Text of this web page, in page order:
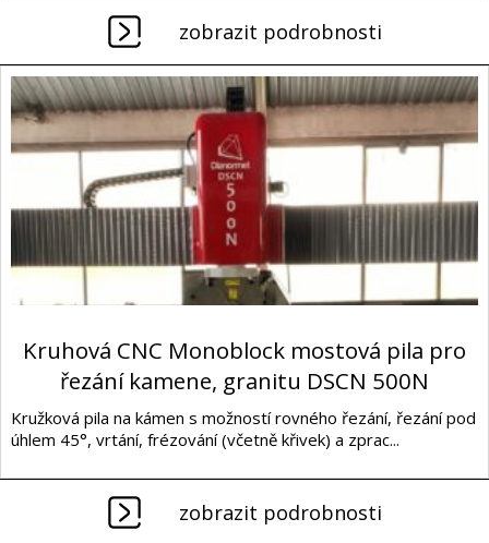
zobrazit podrobnosti
Kruhová CNC Monoblock mostová pila pro
řezání kamene, granitu DSCN 500N
Kružková pila na kámen s možností rovného řezání, řezání pod
úhlem 45°, vrtání, frézování (včetně křivek) a zprac...
zobrazit podrobnosti